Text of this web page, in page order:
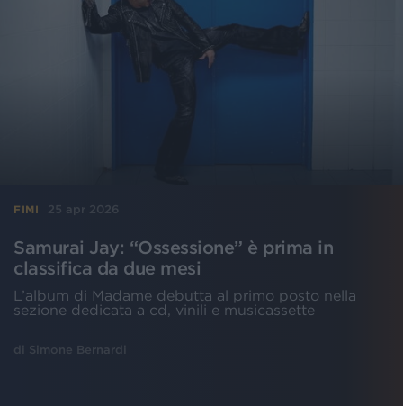
FIMI 25 apr 2026
Samurai Jay: “Ossessione” è prima in
classifica da due mesi
L’album di Madame debutta al primo posto nella
sezione dedicata a cd, vinili e musicassette
di Simone Bernardi